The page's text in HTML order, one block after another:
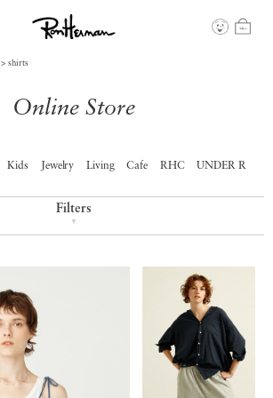
shirts
Online Store
Kids Jewelry Living Cafe RHC UNDER R
Filters
▼